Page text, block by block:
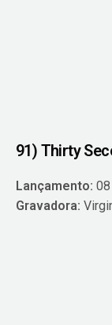
91) Thirty
Lançamento:
Gravadora: